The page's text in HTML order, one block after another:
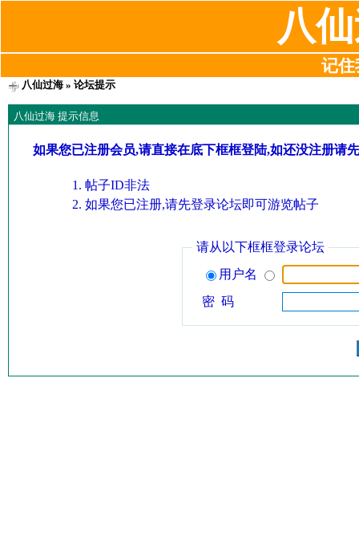
八
记住
八仙过海» 论坛提示
八仙过海 提示信息
如果您已注册会员,请直接在底下框框登陆,如还没注册请
帖子ID非法
如果您已注册,请先登录论坛即可游览帖子
请从以下框框登录论坛
用户名
密 码